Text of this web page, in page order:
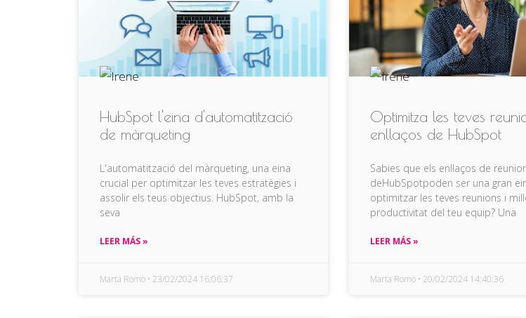
HubSpot l'eina d'automatització
de màrqueting
L'automatització del màrqueting, una eina
crucial per optimitzar les teves estratègies i
assolir els teus objectius. HubSpot, amb la
seva
LEER MÁS »
Marta Romo 23/02/2024 16:06:37
Optimitza les teves
enllaços de HubSpot
Sabies que els enllaços de
deHubSpotpoden ser una gran
optimitzar les teves reunions i
productivitat del teu equip? Una
LEER MÁS »
Marta Romo 20/02/2024 14:40:36